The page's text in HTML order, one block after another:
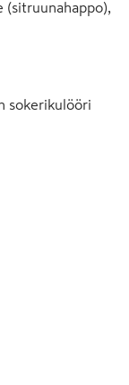
(sitruunahappo),
sokerikulööri